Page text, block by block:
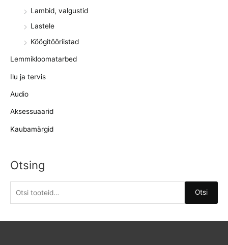
Lambid, valgustid
Lastele
Köögitööriistad
Lemmikloomatarbed
Ilu ja tervis
Audio
Aksessuaarid
Kaubamärgid
Otsing
Otsi